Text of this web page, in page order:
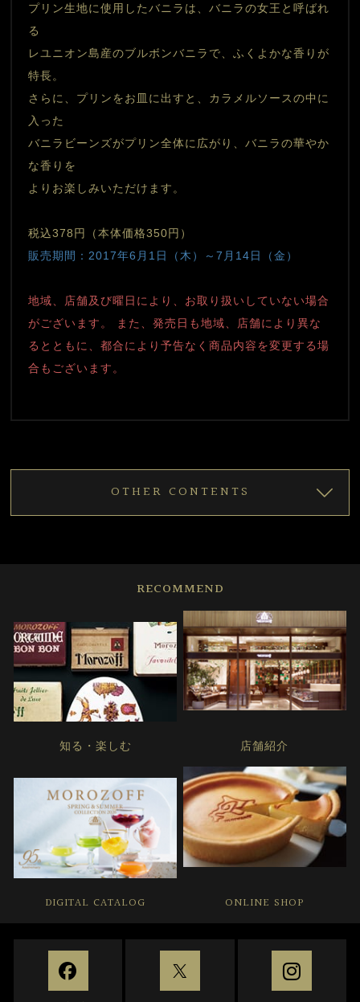
プリン生地に使用したバニラは、バニラの女王と呼ばれ
る
レユニオン島産のブルボンバニラで、ふくよかな香りが
特長。
さらに、プリンをお皿に出すと、カラメルソースの中に
入った
バニラビーンズがプリン全体に広がり、バニラの華やか
な香りを
よりお楽しみいただけます。
税込378円（本体価格350円）
販売期間：2017年6月1日（木）～7月14日（金）
地域、店舗及び曜日により、お取り扱いしていない場合
がございます。 また、発売日も地域、店舗により異な
るとともに、都合により予告なく商品内容を変更する場
合もございます。
OTHER CONTENTS
RECOMMEND
知る・楽しむ 店舗紹介
DIGITAL CATALOG ONLINE SHOP